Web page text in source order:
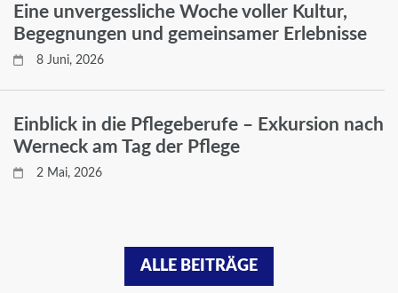
Eine unvergessliche Woche voller Kultur,
Begegnungen und gemeinsamer Erlebnisse
8 Juni, 2026
Einblick in die Pflegeberufe – Exkursion nach
Werneck am Tag der Pflege
2 Mai, 2026
ALLE BEITRÄGE